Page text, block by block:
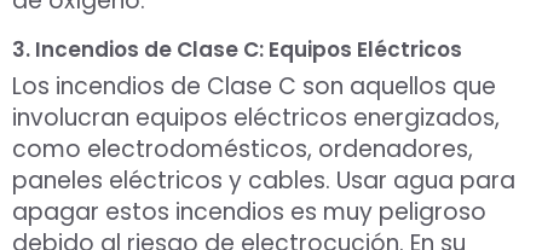
3. Incendios de Clase C: Equipos Eléctricos
Los incendios de Clase C son aquellos que
involucran equipos eléctricos energizados,
como electrodomésticos, ordenadores,
paneles eléctricos y cables. Usar agua para
apagar estos incendios es muy peligroso
debido al riesgo de electrocución. En su